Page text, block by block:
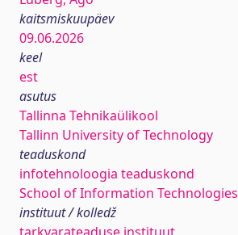
kaitsmiskuupäev
09.06.2026
keel
est
asutus
Tallinna Tehnikaülikool
Tallinn University of Technology
teaduskond
infotehnoloogia teaduskond
School of Information Technologies
instituut / kolledž